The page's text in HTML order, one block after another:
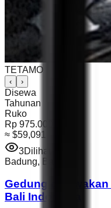
TETAMO
‹ ›
Disewa
Tahunan
Ruko
Rp 975.000.000
≈ $59,091
3Dilihat
Badung, Bali
Gedung
Bali Indonesia